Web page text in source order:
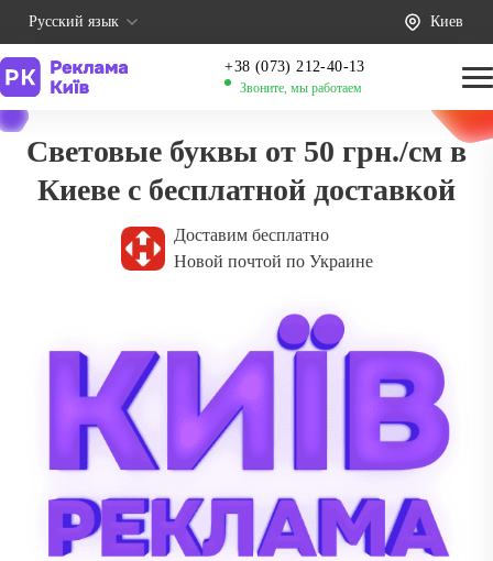
Русский язык Киев
+38 (073) 212-40-13
Звоните, мы работаем
Световые буквы от 50 грн./см в
Киеве с бесплатной доставкой
Доставим бесплатно
Новой почтой по Украине